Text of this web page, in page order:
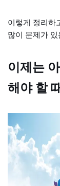
이렇게 정리하
많이 문제가
이제는
해야 할